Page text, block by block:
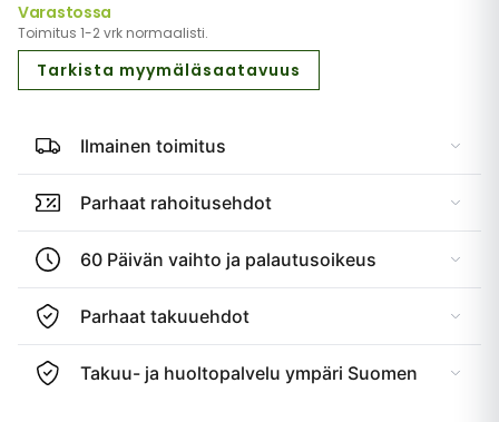
Varastossa
Toimitus 1-2 vrk normaalisti.
Tarkista myymäläsaatavuus
Ilmainen toimitus
Parhaat rahoitusehdot
60 Päivän vaihto ja palautusoikeus
Parhaat takuuehdot
Takuu- ja huoltopalvelu ympäri Suomen